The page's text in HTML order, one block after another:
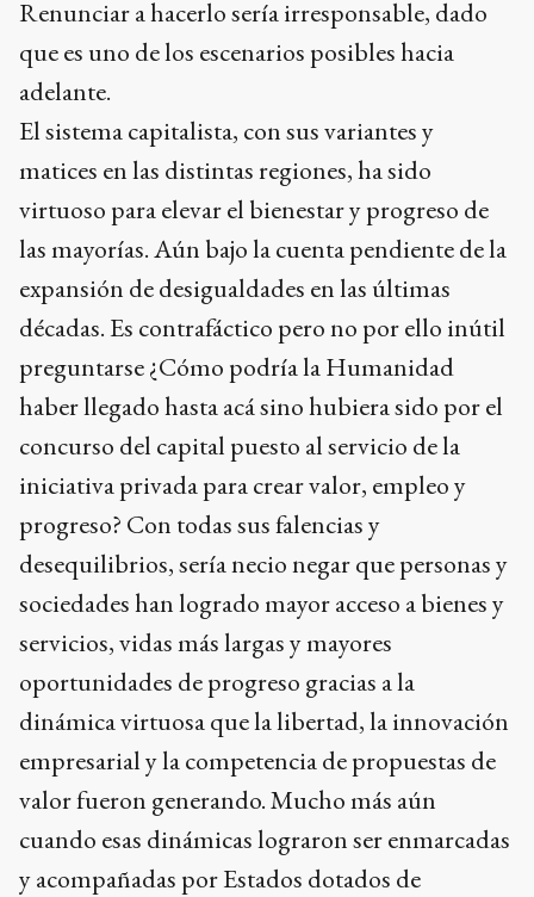
Renunciar a hacerlo sería irresponsable, dado
que es uno de los escenarios posibles hacia
adelante.
El sistema capitalista, con sus variantes y
matices en las distintas regiones, ha sido
virtuoso para elevar el bienestar y progreso de
las mayorías. Aún bajo la cuenta pendiente de la
expansión de desigualdades en las últimas
décadas. Es contrafáctico pero no por ello inútil
preguntarse ¿Cómo podría la Humanidad
haber llegado hasta acá sino hubiera sido por el
concurso del capital puesto al servicio de la
iniciativa privada para crear valor, empleo y
progreso? Con todas sus falencias y
desequilibrios, sería necio negar que personas y
sociedades han logrado mayor acceso a bienes y
servicios, vidas más largas y mayores
oportunidades de progreso gracias a la
dinámica virtuosa que la libertad, la innovación
empresarial y la competencia de propuestas de
valor fueron generando. Mucho más aún
cuando esas dinámicas lograron ser enmarcadas
y acompañadas por Estados dotados de